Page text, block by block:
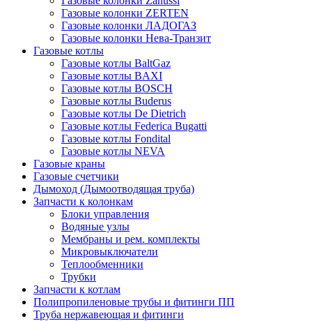
Газовые колонки ZERTEN
Газовые колонки ЛАДОГАЗ
Газовые колонки Нева-Транзит
Газовые котлы
Газовые котлы BaltGaz
Газовые котлы BAXI
Газовые котлы BOSCH
Газовые котлы Buderus
Газовые котлы De Dietrich
Газовые котлы Federica Bugatti
Газовые котлы Fondital
Газовые котлы NEVA
Газовые краны
Газовые счетчики
Дымоход (Дымоотводящая труба)
Запчасти к колонкам
Блоки управления
Водяные узлы
Мембраны и рем. комплекты
Микровыключатели
Теплообменники
Трубки
Запчасти к котлам
Полипропиленовые трубы и фитинги ПП
Труба нержавеющая и фитинги